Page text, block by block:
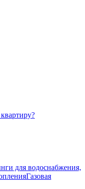
для водоснабжения,
Газовая